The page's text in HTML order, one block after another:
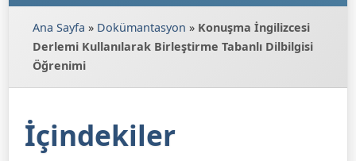
Ana Sayfa » Dokümantasyon » Konuşma İngilizcesi
Derlemi Kullanılarak Birleştirme Tabanlı Dilbilgisi
Öğrenimi
İçindekiler